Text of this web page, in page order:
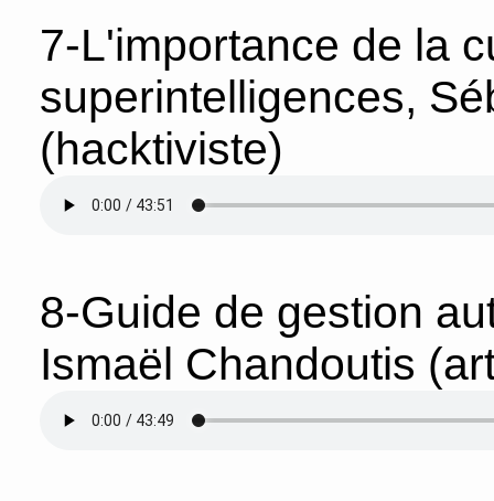
7-L'importance de la
superintelligences,
(hacktiviste)
8-Guide de gestion
Ismaël Chandoutis